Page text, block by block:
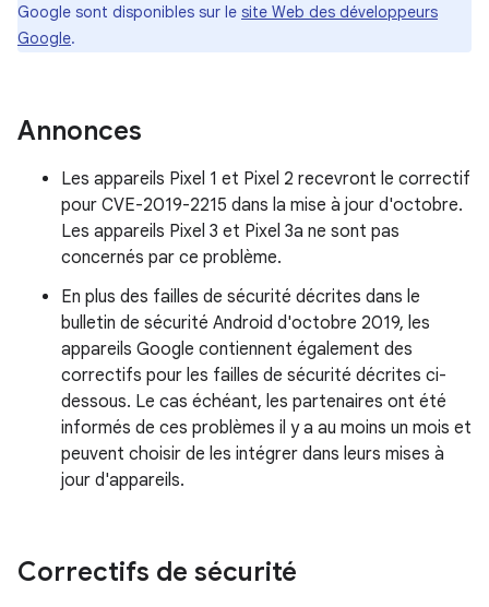
Google sont disponibles sur le site Web des développeurs
Google.
Annonces
Les appareils Pixel 1 et Pixel 2 recevront le correctif
pour CVE-2019-2215 dans la mise à jour d'octobre.
Les appareils Pixel 3 et Pixel 3a ne sont pas
concernés par ce problème.
En plus des failles de sécurité décrites dans le
bulletin de sécurité Android d'octobre 2019, les
appareils Google contiennent également des
correctifs pour les failles de sécurité décrites ci-
dessous. Le cas échéant, les partenaires ont été
informés de ces problèmes il y a au moins un mois et
peuvent choisir de les intégrer dans leurs mises à
jour d'appareils.
Correctifs de sécurité